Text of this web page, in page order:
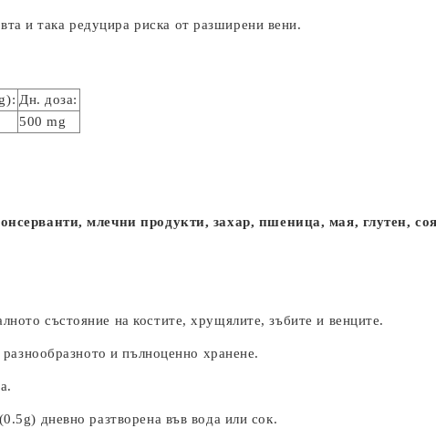
и така редуцира риска от разширени вени.
Дн. доза:
500 mg
млечни продукти, захар, пшеница, мая, глутен,
състояние на костите, хрущялите, зъбите и венците.
и пълноценно хранене.
дневно разтворена във вода или сок.